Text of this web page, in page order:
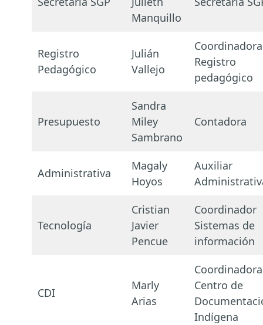
Manquillo
Registro
Pedagógico
Julián
Vallejo
Coordinadora
Registro
pedagógico
Presupuesto
Sandra
Miley
Sambrano
Contadora
Administrativa
Magaly
Hoyos
Auxiliar
Tecnología
Cristian
Javier
Pencue
Coordinador
Sistemas de
información
CDI
Marly
Arias
Coordinadora
Centro de
Indígena